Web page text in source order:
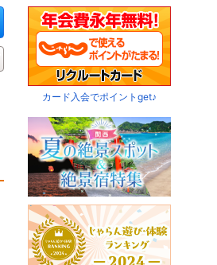
カード入会でポイントget♪